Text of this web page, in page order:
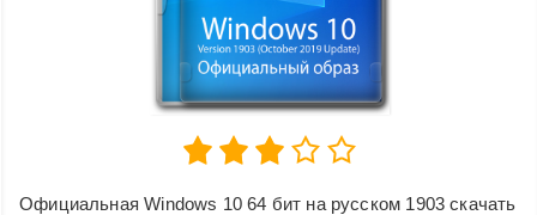
Официальная Windows 10 64 бит на русском 1903 скачать